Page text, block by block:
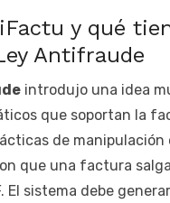
y qué
Antifraude
introdujo una idea
que soportan la
de manipulación
que una factura
El sistema debe